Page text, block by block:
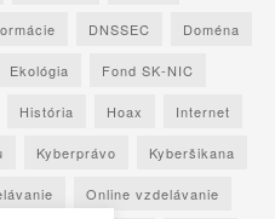
DNSSEC Doména
Ekológia Fond SK-NIC
História Hoax Internet
Kyberprávo Kyberšikana
Online vzdelávanie